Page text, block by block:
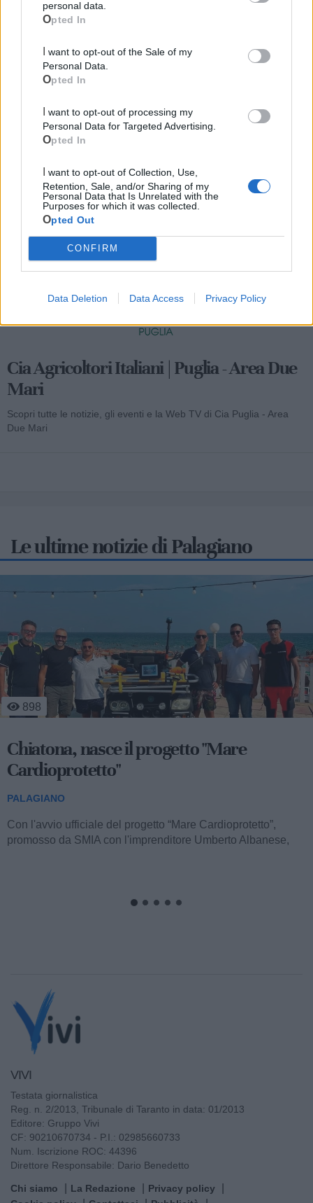
personal data.
Opted In
Personal Data.
Opted In
Personal Data for Targeted Advertising.
Opted In
Retention, Sale, and/or Sharing of my
Personal Data that Is Unrelated with the
Purposes for which it was collected.
Opted Out
CONFIRM
Data Deletion Data Access Privacy Policy
Mondo CIA
Cia Agricoltori Italiani | Puglia - Area Due
Mari
Scopri tutte le notizie, gli eventi e la Web TV di Cia Puglia - Area
Due Mari
Le ultime notizie di Palagiano
711
Chiatona: sacchi gratis in spiaggia per
San Lorenzo
PALAGIANO
Nella giornata di lunedì 10 agosto, in occasione della notte
di San Lorenzo, la località marina di Chiatona ospiterà
VIVI
Testata giornalistica
Reg. n. 2/2013, Tribunale di Taranto in data: 01/2013
Editore: Gruppo Vivi
CF: 90210670734 - P.I.: 02985660733
Num. Iscrizione ROC: 44396
Direttore Responsabile: Dario Benedetto
Chi siamo La Redazione
Privacy policy